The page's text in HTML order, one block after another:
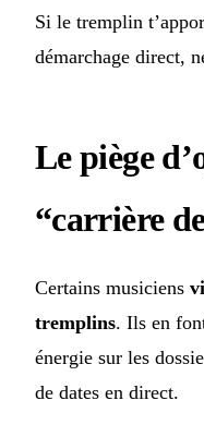
Si le tremplin
démarchage direct,
Le piège
“carrière
Certains musiciens
tremplins. Ils en
énergie sur les
de dates en direct.